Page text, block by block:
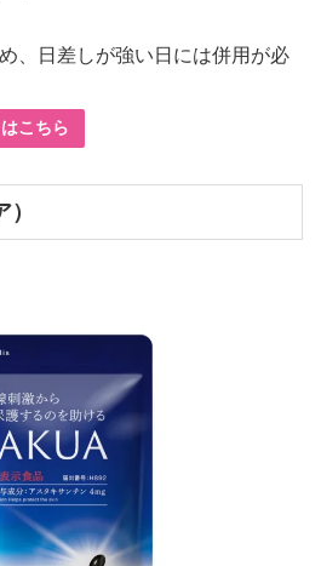
、日差しが強い日には併用が必
こちら